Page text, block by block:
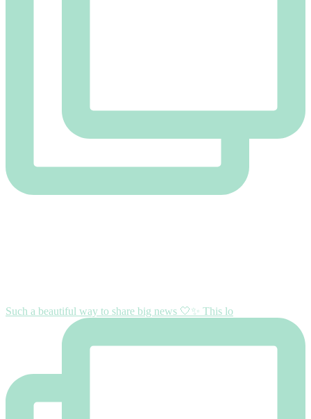
Such a beautiful way to share big news 🤍✨ This lo